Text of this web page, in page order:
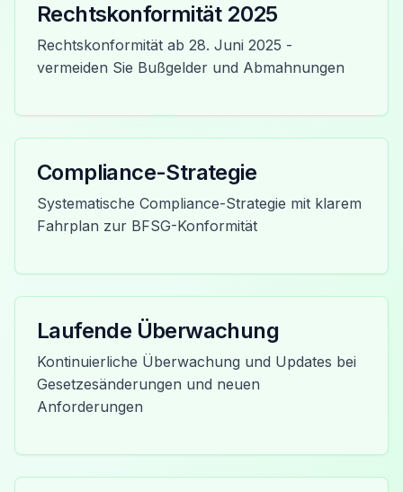
Rechtskonformität 2025
Rechtskonformität ab 28. Juni 2025 -
vermeiden Sie Bußgelder und Abmahnungen
Compliance-Strategie
Systematische Compliance-Strategie mit klarem
Fahrplan zur BFSG-Konformität
Laufende Überwachung
Kontinuierliche Überwachung und Updates bei
Gesetzesänderungen und neuen
Anforderungen